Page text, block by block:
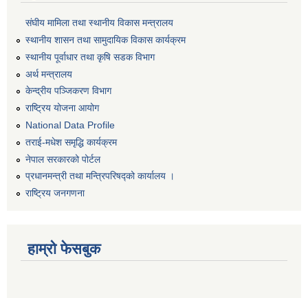
संघीय मामिला तथा स्थानीय विकास मन्त्रालय
स्थानीय शासन तथा सामुदायिक विकास कार्यक्रम
स्थानीय पूर्वाधार तथा कृषि सडक विभाग
अर्थ मन्त्रालय
केन्द्रीय पञ्जिकरण विभाग
राष्ट्रिय योजना आयोग
National Data Profile
तराई-मधेश समृद्धि कार्यक्रम
नेपाल सरकारको पोर्टल
प्रधानमन्त्री तथा मन्त्रिपरिषद्को कार्यालय ।
राष्ट्रिय जनगणना
हाम्रो फेसबुक